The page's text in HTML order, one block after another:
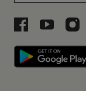
Libri aLibri a